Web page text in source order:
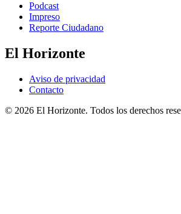
Podcast
Impreso
Reporte Ciudadano
El Horizonte
Aviso de privacidad
Contacto
© 2026 El Horizonte. Todos los derechos